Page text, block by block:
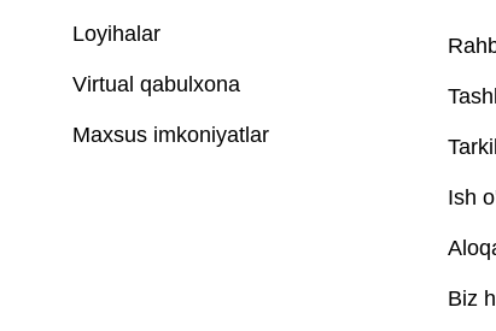
Loyihalar
Virtual qabulxona
Maxsus imkoniyatlar
Ish
Biz